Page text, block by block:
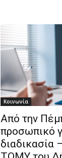
Κοινωνία
Από την
προσωπικό
διαδικασία